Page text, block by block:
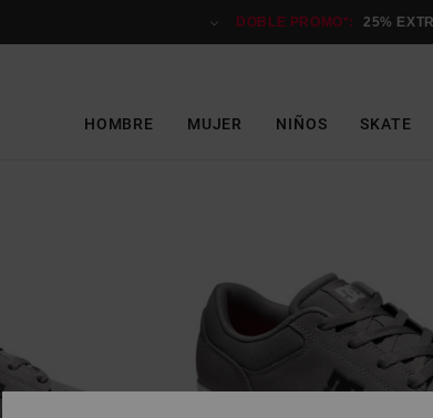
DOBLE PROMO*: 25%
HOMBRE MUJER NIÑOS SKATE